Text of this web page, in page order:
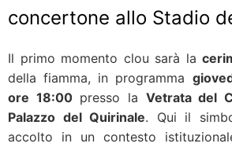
concertone allo Stadio
Il primo momento clou sarà la
della fiamma, in programma
ore 18:00presso la Vetrata del
Palazzo del Quirinale. Qui il
accolto in un contesto